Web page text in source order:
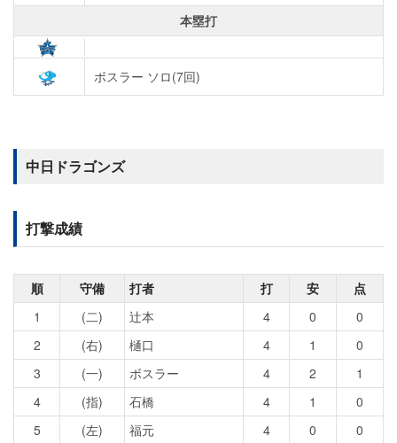
本塁打
ボスラー ソロ(7回)
中日ドラゴンズ
打撃成績
順 守備 打者 打 安
点
1
(二) 辻本 4 0
0
2
(右) 樋口 4 1
0
3
(一) ボスラー 4 2
1
4
(指) 石橋 4 1
0
5
(左) 福元 4 0
0